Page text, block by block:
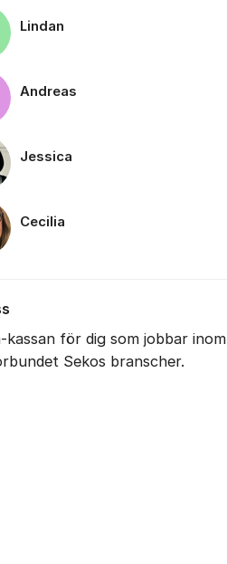
för inlägg/kommentar
Lindan
Andreas
Jessica
Cecilia
kassan för dig som jobbar inom
Sekos branscher.